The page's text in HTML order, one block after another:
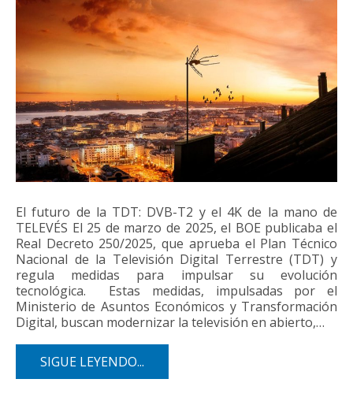
El futuro de la TDT: DVB-T2 y el 4K de la mano de
TELEVÉS El 25 de marzo de 2025, el BOE publicaba el
Real Decreto 250/2025, que aprueba el Plan Técnico
Nacional de la Televisión Digital Terrestre (TDT) y
regula medidas para impulsar su evolución
tecnológica. Estas medidas, impulsadas por el
Ministerio de Asuntos Económicos y Transformación
Digital, buscan modernizar la televisión en abierto,…
SIGUE LEYENDO...